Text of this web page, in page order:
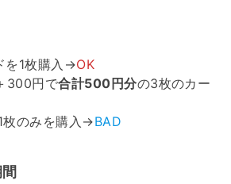
を1枚購入→OK
300円で合計500円分の3枚のカー
枚のみを購入→BAD